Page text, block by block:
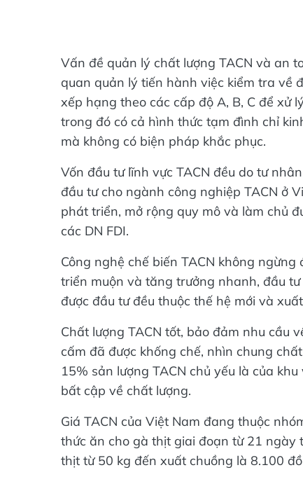
Vấn đề quản lý chất lượng TACN và an
quan quản lý tiến hành việc kiểm tra về
xếp hạng theo các cấp độ A, B, C để xử
trong đó có cả hình thức tạm đình chỉ
mà không có biện pháp khắc phục.
Vốn đầu tư lĩnh vực TACN đều do tư
đầu tư cho ngành công nghiệp TACN ở
phát triển, mở rộng quy mô và làm chủ
các DN FDI.
Công nghệ chế biến TACN không
triển muộn và tăng trưởng nhanh, đầu
được đầu tư đều thuộc thế hệ mới và
Chất lượng TACN tốt, bảo đảm nhu cầu
cấm đã được khống chế, nhìn chung
15% sản lượng TACN chủ yếu là của
bất cập về chất lượng.
Giá TACN của Việt Nam đang thuộc
thức ăn cho gà thịt giai đoạn từ 21 ngày
thịt từ 50 kg đến xuất chuồng là 8.100